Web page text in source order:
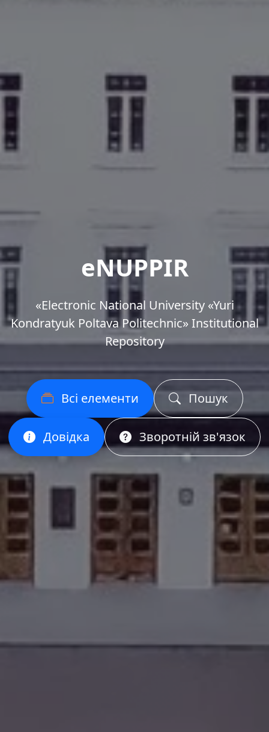
eNUPPIR
«Еlectronic National University «Yuri
Kondratyuk Poltava Politechnic» Institutional
Repository
Всі елементи Пошук
Довідка Зворотній зв'язок